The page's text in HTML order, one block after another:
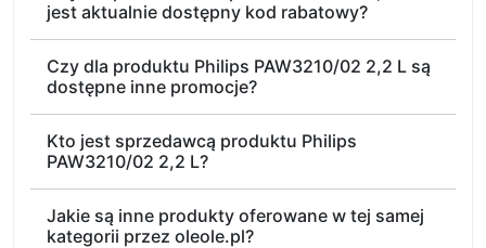
jest aktualnie dostępny kod rabatowy?
Czy dla produktu Philips PAW3210/02 2,2 L są
dostępne inne promocje?
Kto jest sprzedawcą produktu Philips
PAW3210/02 2,2 L?
Jakie są inne produkty oferowane w tej samej
kategorii przez oleole.pl?